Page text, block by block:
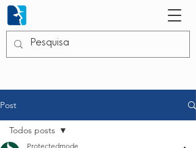
Post
Todos posts
Protectedmode